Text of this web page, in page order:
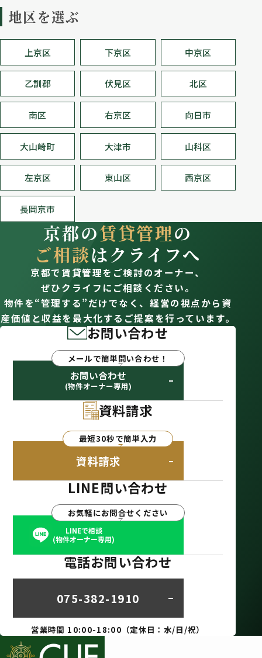
地区を選ぶ
上京区 下京区 中京区
乙訓郡 伏見区 北区
南区 右京区 向日市
大山崎町 大津市 山科区
左京区 東山区 西京区
長岡京市
京都の賃貸管理の
ご相談はクライフへ
京都で賃貸管理をご検討のオーナー、
ぜひクライフにご相談ください。
物件を“管理する”だけでなく、経営の視点から資
産価値と収益を最大化するご提案を行っています。
お問い合わせ
メールで簡単問い合わせ！
お問い合わせ
(物件オーナー専用)
資料請求
最短30秒で簡単入力
資料請求
LINE問い合わせ
お気軽にお問合せください
LINEで相談
(物件オーナー専用)
電話お問い合わせ
075-382-1910
営業時間 10:00-18:00（定休日：水/日/祝）